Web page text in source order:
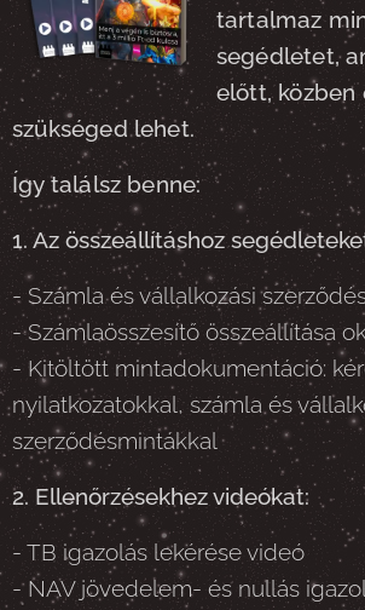
tartalmaz
segédletet,
előtt, közben
szükséged lehet.
Így találsz benne:
1. Az összeállításhoz
- Számla és vállalkozási
- Számlaösszesítő összeállítása
- Kitöltött mintadokumentáció:
nyilatkozatokkal, számla és
szerződésmintákkal
2. Ellenőrzésekhez videókat:
- TB igazolás lekérése videó
- NAV jövedelem- és nullás